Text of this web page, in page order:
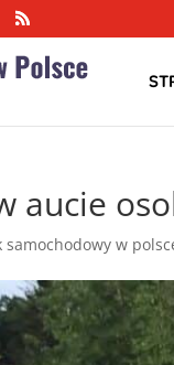
aucie
samochodowy w